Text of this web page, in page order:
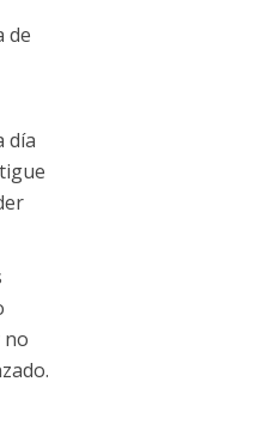
de
día
no